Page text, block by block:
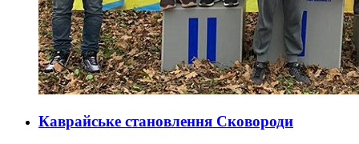
Каврайське становлення Сковороди